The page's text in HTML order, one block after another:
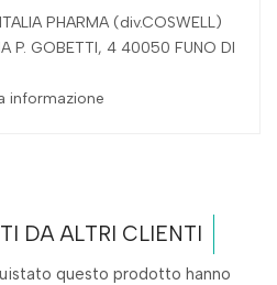
PHARMA (div.COSWELL)
P. GOBETTI, 4 40050 FUNO DI
informazione
DA ALTRI CLIENTI
questo prodotto hanno